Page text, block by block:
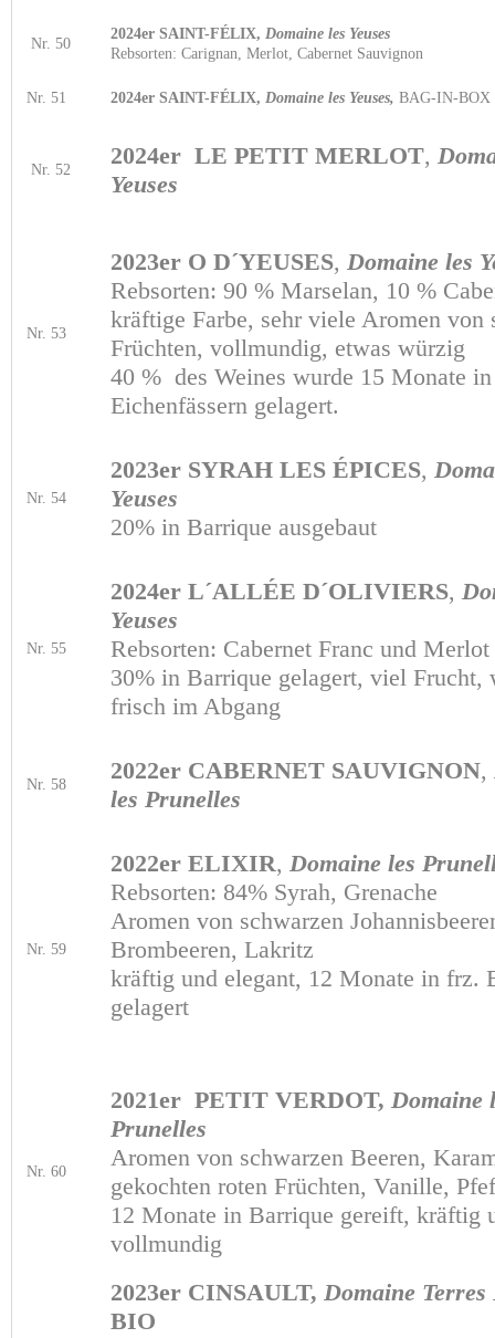
Nr. 50
2024er SAINT-FÉLIX, Domaine les Yeuses
Rebsorten: Carignan, Merlot, Cabernet Sauvignon
Nr. 51 2024er SAINT-FÉLIX, Domaine les Yeuses, BAG-IN-BOX
Nr. 52
2024er LE PETIT MERLOT,
Yeuses
Nr. 53
2023er O D´YEUSES, Domaine les
Rebsorten: 90 % Marselan, 10 %
kräftige Farbe, sehr viele Aromen von
Früchten, vollmundig, etwas würzig
40 % des Weines wurde 15 Monate in
Eichenfässern gelagert.
Nr. 54
2023er SYRAH LES ÉPICES,
Yeuses
20% in Barrique ausgebaut
Nr. 55
2024er L´ALLÉE D´OLIVIERS,
Yeuses
Rebsorten: Cabernet Franc und Merlot
30% in Barrique gelagert, viel Frucht,
frisch im Abgang
Nr. 58
2022er CABERNET SAUVIGNON,
les Prunelles
Nr. 59
2022er ELIXIR, Domaine les
Rebsorten: 84% Syrah, Grenache
Aromen von schwarzen
Brombeeren, Lakritz
kräftig und elegant, 12 Monate in frz.
gelagert
Nr. 60
2021er PETIT VERDOT, Domaine
Prunelles
Aromen von schwarzen Beeren,
gekochten roten Früchten, Vanille,
12 Monate in Barrique gereift, kräftig
vollmundig
2023er CINSAULT, Domaine Terres
BIO